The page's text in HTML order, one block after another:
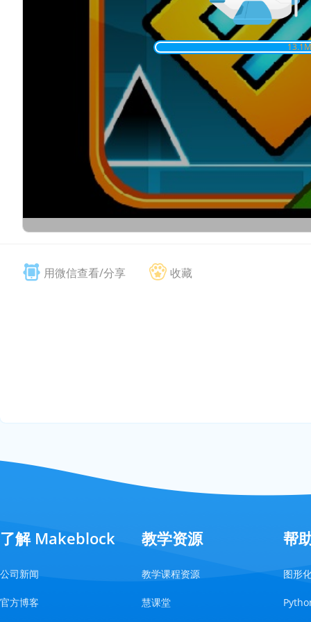
13.1
用微信查看/分享 收藏
了解 Makeblock
公司新闻
官方博客
教学资源
教学课程资源
慧课堂
帮
图形